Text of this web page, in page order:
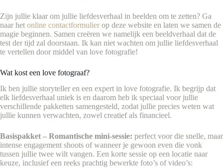
Zijn jullie klaar om jullie liefdesverhaal in beelden om te zetten? Ga
naar het online contactformulier op deze website en laten we samen de
magie beginnen. Samen creëren we namelijk een beeldverhaal dat de
test der tijd zal doorstaan. Ik kan niet wachten om jullie liefdesverhaal
te vertellen door middel van love fotografie!
Wat kost een love fotograaf?
Ik ben jullie storyteller en een expert in love fotografie. Ik begrijp dat
elk liefdesverhaal uniek is en daarom heb ik speciaal voor jullie
verschillende pakketten samengesteld, zodat jullie precies weten wat
jullie kunnen verwachten, zowel creatief als financieel.
Basispakket – Romantische mini-sessie: perfect voor die snelle, maar
intense engagement shoots of wanneer je gewoon even die vonk
tussen jullie twee wilt vangen. Een korte sessie op een locatie naar
keuze, inclusief een reeks prachtig bewerkte foto’s of video’s: